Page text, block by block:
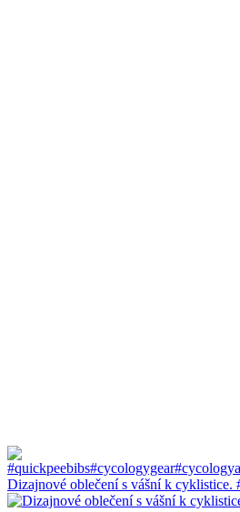
Dizajnové oblečení s vášní k cyklistice.